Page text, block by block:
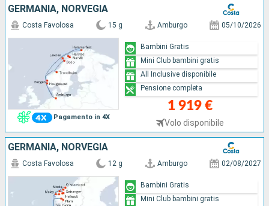
GERMANIA, NORVEGIA
Pagamento in 4X
Costa Favolosa 15 g Amburgo 05/10/2026
1 919 €
Volo disponibile
Bambini Gratis
Mini Club bambini gratis
All Inclusive disponibile
Pensione completa
GERMANIA, NORVEGIA
Costa Favolosa 12 g Amburgo 02/08/2027
Bambini Gratis
Mini Club bambini gratis